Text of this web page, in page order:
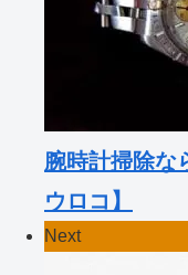
腕時計掃除な
ウロコ】
Next